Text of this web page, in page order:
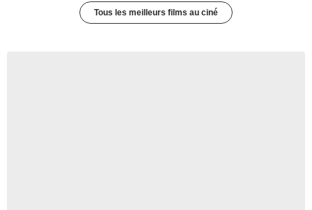
Tous les meilleurs films au ciné